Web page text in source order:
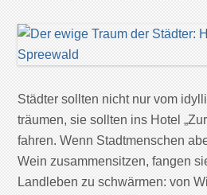
Städter sollten nicht nur vom
träumen, sie sollten ins Hotel
fahren. Wenn Stadtmenschen
Wein zusammensitzen, fangen
Landleben zu schwärmen: von